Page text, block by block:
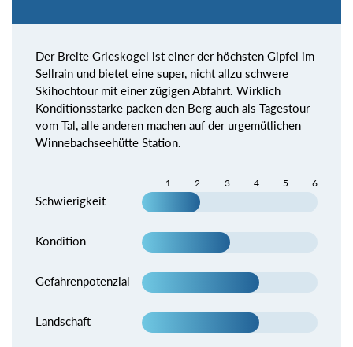
Der Breite Grieskogel ist einer der höchsten Gipfel im
Sellrain und bietet eine super, nicht allzu schwere
Skihochtour mit einer zügigen Abfahrt. Wirklich
Konditionsstarke packen den Berg auch als Tagestour
vom Tal, alle anderen machen auf der urgemütlichen
Winnebachseehütte Station.
1 2 3 4 5 6
Schwierigkeit
Kondition
Gefahrenpotenzial
Landschaft